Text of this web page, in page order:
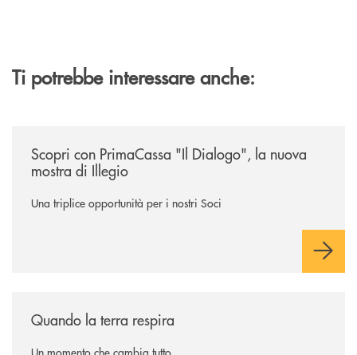
Ti potrebbe interessare anche:
Scopri con PrimaCassa "Il Dialogo", la nuova
mostra di Illegio
Una triplice opportunità per i nostri Soci
Quando la terra respira
Un momento che cambia tutto